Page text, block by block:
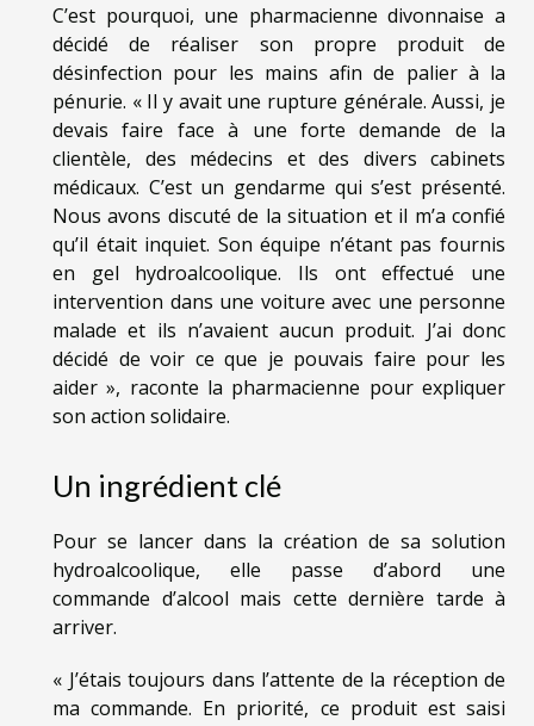
C’est pourquoi, une pharmacienne divonnaise a
décidé de réaliser son propre produit de
désinfection pour les mains afin de palier à la
pénurie. « Il y avait une rupture générale. Aussi, je
devais faire face à une forte demande de la
clientèle, des médecins et des divers cabinets
médicaux. C’est un gendarme qui s’est présenté.
Nous avons discuté de la situation et il m’a confié
qu’il était inquiet. Son équipe n’étant pas fournis
en gel hydroalcoolique. Ils ont effectué une
intervention dans une voiture avec une personne
malade et ils n’avaient aucun produit. J’ai donc
décidé de voir ce que je pouvais faire pour les
aider », raconte la pharmacienne pour expliquer
son action solidaire.
Un ingrédient clé
Pour se lancer dans la création de sa solution
hydroalcoolique, elle passe d’abord une
commande d’alcool mais cette dernière tarde à
arriver.
« J’étais toujours dans l’attente de la réception de
ma commande. En priorité, ce produit est saisi